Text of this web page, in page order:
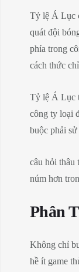
Tỷ lệ Á Lục
quát đội
phía trong
cách thức
Tỷ lệ Á Lục
công ty loại
buộc phải
câu hỏi thâu
núm hơn
Phân
Không chỉ
hề ít game